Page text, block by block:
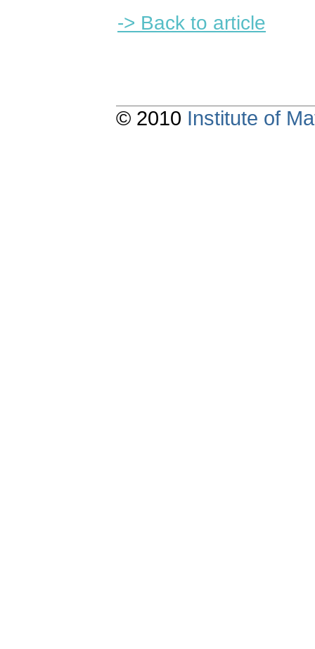
-> Back to article
© 2010 Institute of